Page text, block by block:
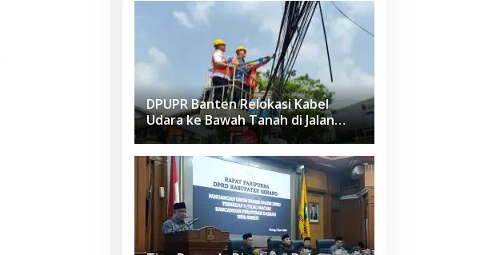
DPUPR Banten Relokasi Kabel
Udara ke Bawah Tanah di Jalan
Raden Fatah Ciledug